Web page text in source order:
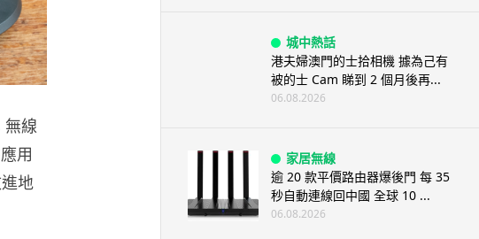
線
用
地
城中熱話
港夫婦澳門的士拾相機 據為己有
被的士 Cam 睇到 2 個月後再...
06.08.2026
家居無線
逾 20 款平價路由器爆後門 每 35
秒自動連線回中國 全球 10 ...
06.08.2026